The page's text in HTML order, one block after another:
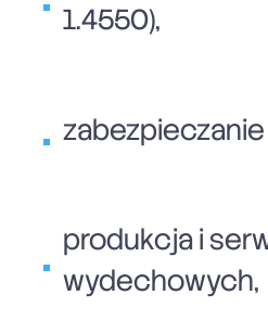
1.4550),
produkcja i
wydechowych,